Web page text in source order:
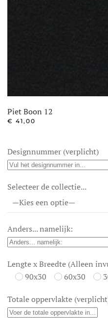
Piet Boon 12
€ 41,00
Designnummer (verplicht)
Selecteer de collectie...
Anders... namelijk:
Lengte x Breedte (Alleen
90x30
60x30
Totale oppervlakte